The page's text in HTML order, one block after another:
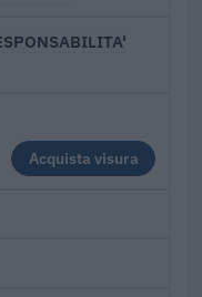
Acquista visura